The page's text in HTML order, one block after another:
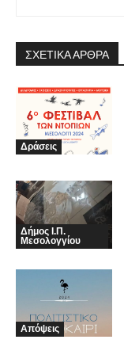
ΣΧΕΤΙΚΑ ΑΡΘΡΑ
Δράσεις
Δήμος Ι.Π.
Μεσολογγίου
Απόψεις